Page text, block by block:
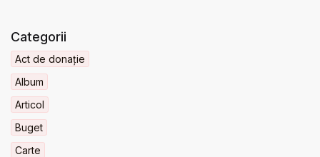
Categorii
Act de donație
Album
Articol
Buget
Carte